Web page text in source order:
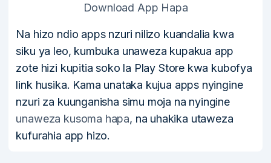
Download App Hapa
Na hizo ndio apps nzuri nilizo kuandalia kwa
siku ya leo, kumbuka unaweza kupakua app
zote hizi kupitia soko la Play Store kwa kubofya
link husika. Kama unataka kujua apps nyingine
nzuri za kuunganisha simu moja na nyingine
unaweza kusoma hapa, na uhakika utaweza
kufurahia app hizo.